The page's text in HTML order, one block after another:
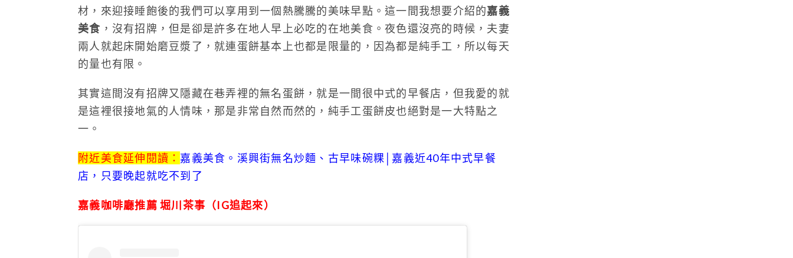
材，來迎接睡飽後的我們可以享用到一個熱騰騰的美味早點。這一間我想要介紹的嘉義
美食 ，沒有招牌，但是卻是許多在地人早上必吃的在地美食。夜色還沒亮的時候，夫妻
兩人就起床開始磨豆漿了，就連蛋餅基本上也都是限量的，因為都是純手工，所以每天
的量也有限。
其實這間沒有招牌又隱藏在巷弄裡的無名蛋餅，就是一間很中式的早餐店，但我愛的就
是這裡很接地氣的人情味，那是非常自然而然的，純手工蛋餅皮也絕對是一大特點之
一。
附近美食延伸閱讀： 嘉義美食。溪興街無名炒麵、古早味碗粿│嘉義近40年中式早餐
店，只要晚起就吃不到了
嘉義咖啡廳推薦 堀川茶事（IG追起來）